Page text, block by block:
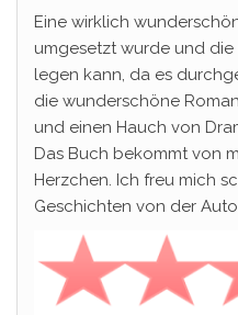
Eine wirklich
umgesetzt wurde und
legen kann, da es
die wunderschöne
und einen Hauch von
Das Buch bekommt von
Herzchen. Ich freu mich
Geschichten von der